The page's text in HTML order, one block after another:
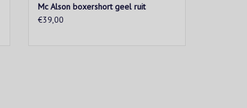
Mc Alson boxershort geel ruit
€39,00